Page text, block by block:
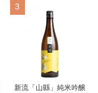
3
新流「山縣」純米吟醸